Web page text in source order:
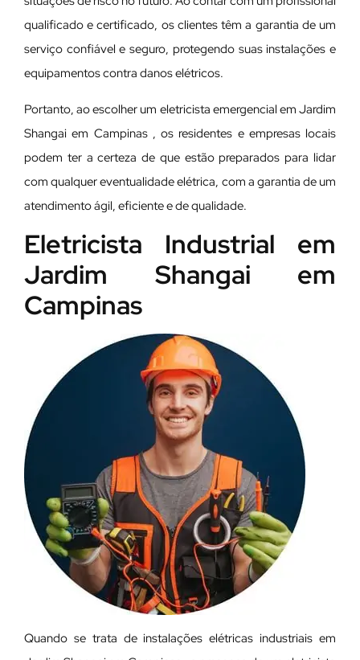
qualificado e certificado, os clientes têm a garantia de um
serviço confiável e seguro, protegendo suas instalações e
equipamentos contra danos elétricos.
Portanto, ao escolher um eletricista emergencial em Jardim
Shangai em Campinas , os residentes e empresas locais
podem ter a certeza de que estão preparados para lidar
com qualquer eventualidade elétrica, com a garantia de um
atendimento ágil, eficiente e de qualidade.
Eletricista Industrial em
Jardim Shangai em
Campinas
Quando se trata de instalações elétricas industriais em